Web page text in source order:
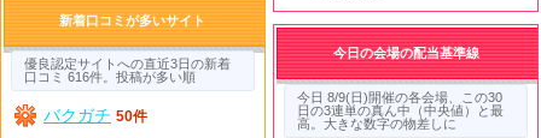
新着口コミが多いサイト
優良認定サイトへの直近3日の新着
口コミ 616件。投稿が多い順
バクガチ 50件
今日の会場の配当基準線
今日 8/9(日)開催の各会場、この30
日の3連単の真ん中（中央値）と最
高。大きな数字の物差しに